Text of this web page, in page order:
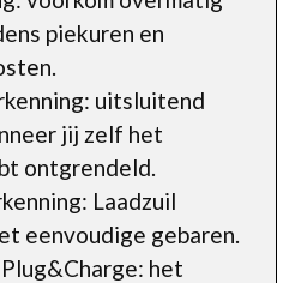
piekuren en
uitsluitend
jij zelf het
ontgrendeld.
Laadzuil
eenvoudige gebaren.
het